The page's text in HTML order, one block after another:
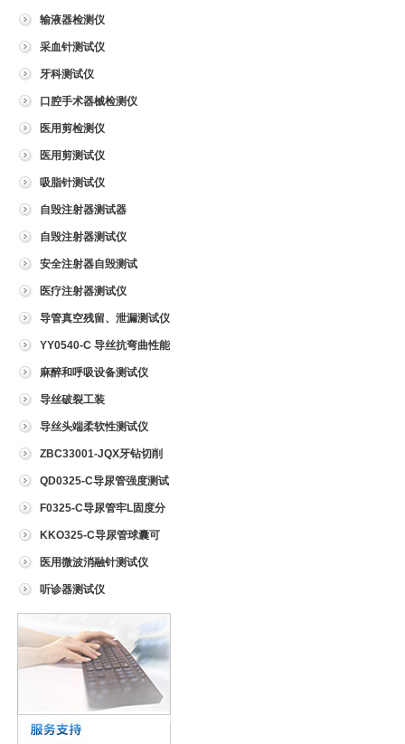
输液器检测仪
采血针测试仪
牙科测试仪
口腔手术器械检测仪
医用剪检测仪
医用剪测试仪
吸脂针测试仪
自毁注射器测试器
自毁注射器测试仪
安全注射器自毁测试
医疗注射器测试仪
导管真空残留、泄漏测试仪
YY0540-C 导丝抗弯曲性能
测试仪麻醉和呼吸设备测试仪
导丝破裂工装
导丝头端柔软性测试仪
ZBC33001-JQX牙钻切削
试验仪QD0325-C导尿管强度测试
仪
F0325-C导尿管牢L固度分
离力测试仪
KKO325-C导尿管球囊可
靠性测试仪
医用微波消融针测试仪
听诊器测试仪